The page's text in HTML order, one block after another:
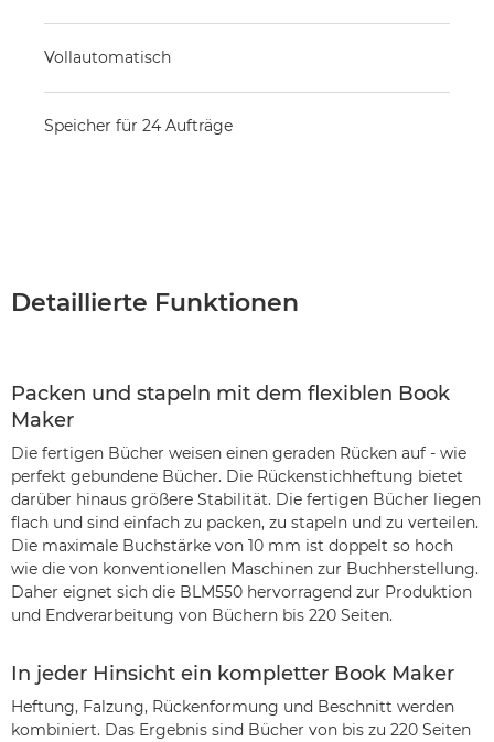
Vollautomatisch
Speicher für 24 Aufträge
Detaillierte Funktionen
Packen und stapeln mit dem flexiblen Book
Maker
Die fertigen Bücher weisen einen geraden Rücken auf - wie
perfekt gebundene Bücher. Die Rückenstichheftung bietet
darüber hinaus größere Stabilität. Die fertigen Bücher liegen
flach und sind einfach zu packen, zu stapeln und zu verteilen.
Die maximale Buchstärke von 10 mm ist doppelt so hoch
wie die von konventionellen Maschinen zur Buchherstellung.
Daher eignet sich die BLM550 hervorragend zur Produktion
und Endverarbeitung von Büchern bis 220 Seiten.
In jeder Hinsicht ein kompletter Book Maker
Heftung, Falzung, Rückenformung und Beschnitt werden
kombiniert. Das Ergebnis sind Bücher von bis zu 220 Seiten